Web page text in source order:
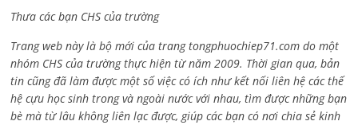
Thưa các bạn CHS của trường
Trang web này là bộ mới của trang tongphuochiep71.com do một
nhóm CHS của trường thực hiện từ năm 2009. Thời gian qua, bản
tin cũng đã làm được một số việc có ích như kết nối liên hệ các thế
hệ cựu học sinh trong và ngoài nước với nhau, tìm được những bạn
bè mà từ lâu không liên lạc được, giúp các bạn có nơi chia sẻ kinh